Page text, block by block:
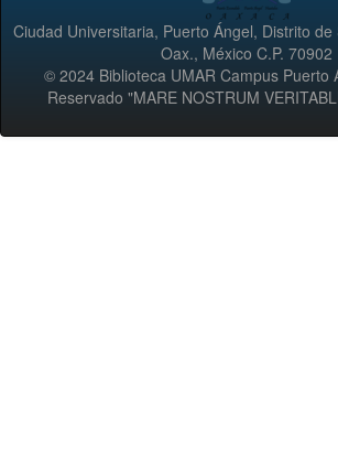
Ciudad Universitaria, Puerto Ángel, Distrito
Oax., México C.P. 70902
© 2024 Biblioteca UMAR Campus Puerto
Reservado "MARE NOSTRUM